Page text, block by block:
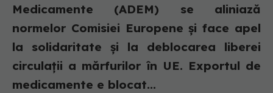
Medicamente (ADEM) se aliniază
normelor Comisiei Europene și face apel
la solidaritate și la deblocarea liberei
circulații a mărfurilor în UE. Exportul de
medicamente e blocat...